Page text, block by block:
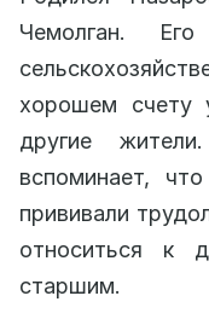
Чемолган.
хорошем счету
другие
вспоминает,
прививали
относиться к
старшим.